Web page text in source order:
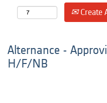
Create
Alternance -
H/F/NB